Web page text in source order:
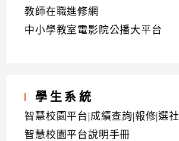
教師在職進修網
中小學教室電影院公播大平台
學生系統
智慧校園平台|成績查詢|報修|選社
智慧校園平台說明手冊